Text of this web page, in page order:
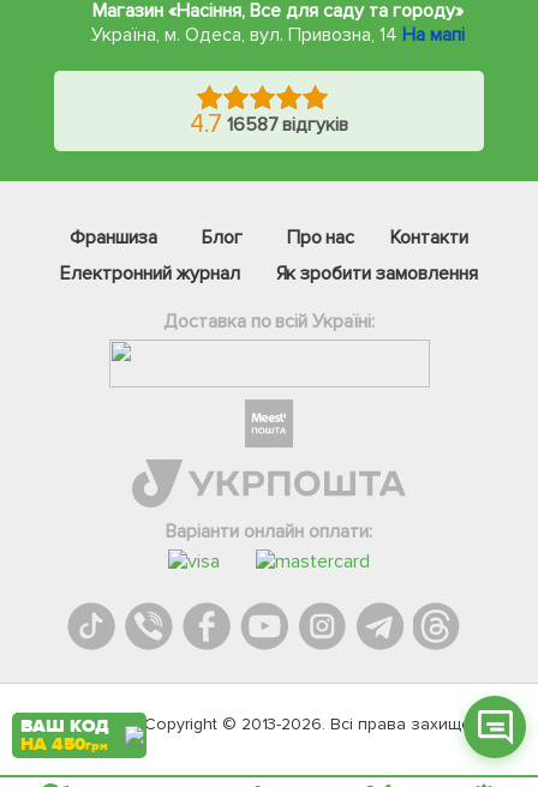
Магазин «Насіння, Все для саду та городу»
Україна, м. Одеса,вул. Привозна, 14 На мапі
4.7 16587 відгуків
Франшиза Блог Про нас
Контакти
Електронний журнал
Як зробити замовлення
Доставка по всій Україні:
Варіанти онлайн оплати:
Agromarket.Copyright © 2013-2026. Всі права захищені
Телеграм
Вайбер
Онлайн чат
ВАШ КОД
НА 450грн